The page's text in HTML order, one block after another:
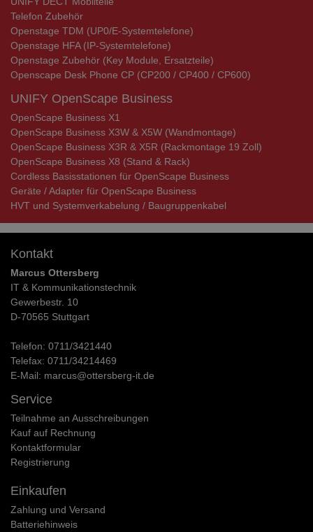
Telefon Zubehör
Openstage TDM (UP0/E-Systemtelefone)
Openstage HFA (IP-Systemtelefone)
Openstage Zubehör (Key Module, Ersatzteile)
Openscape Desk Phone CP (CP200 / CP400 / CP600)
UNIFY OpenScape Business
OpenScape Business X1
OpenScape Business X3W & X5W (Wandmontage)
OpenScape Business X3R & X5R (Rackmontage 19 Zoll)
OpenScape Business X8 (Stand & Rack)
Cordless Basisstationen für OpenScape Business
Geräte / Adapter für OpenScape Business
HVT und Systemverkabelung / Baugruppenkabel
Kontakt
Marcus Ottersberg
IT & Kommunikationstechnik
Gewerbestr. 10
D-70565 Stuttgart
Telefon: 0711/3421440
Telefax: 0711/34214469
E-Mail: marcus@ottersberg-it.de
Service
Teilnahme an Ausschreibungen
Kauf auf Rechnung
Kontaktformular
Registrierung
Einkaufen
Zahlung und Versand
Batteriehinweis